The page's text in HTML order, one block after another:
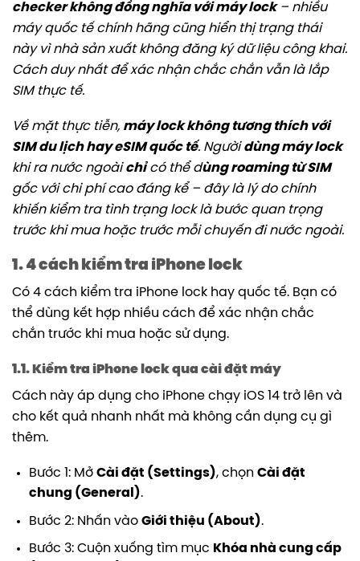
checker không đồng nghĩa với máy lock– nhiều
máy quốc tế chính hãng cũng hiển thị trạng thái
này vì nhà sản xuất không đăng ký dữ liệu công khai.
Cách duy nhất để xác nhận chắc chắn vẫn là lắp
SIM thực tế.
Về mặt thực tiễn, máy lock không tương thích với
SIM du lịch hay eSIM quốc tế. Ngườidùng máy lock
khi ra nước ngoàichỉcó thể dùng roaming từ SIM
gốc với chi phí cao đáng kể – đây là lý do chính
khiến kiểm tra tình trạng lock là bước quan trọng
trước khi mua hoặc trước mỗi chuyến đi nước ngoài.
1. 4 cách kiểm tra iPhone lock
Có 4 cách kiểm tra iPhone lock hay quốc tế. Bạn có
thể dùng kết hợp nhiều cách để xác nhận chắc
chắn trước khi mua hoặc sử dụng.
1.1. Kiểm tra iPhone lock qua cài đặt máy
Cách này áp dụng cho iPhone chạy iOS 14 trở lên và
cho kết quả nhanh nhất mà không cần dụng cụ gì
thêm.
Bước 1: Mở Cài đặt (Settings), chọn Cài đặt
chung (General).
Bước 2: Nhấn vào Giới thiệu (About).
Bước 3: Cuộn xuống tìm mục Khóa nhà cung cấp